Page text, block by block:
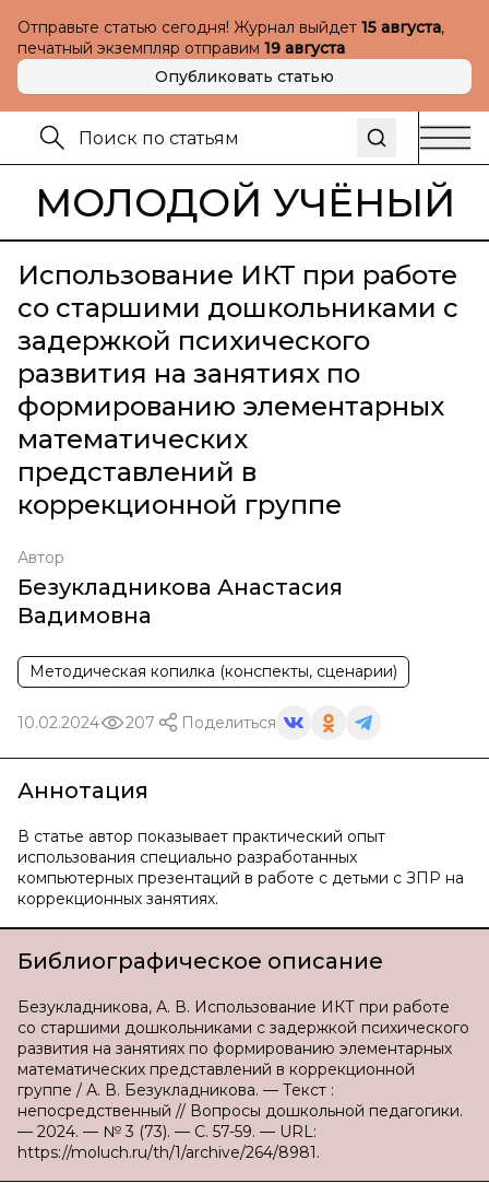
Отправьте статью сегодня! Журнал выйдет 15 августа,
печатный экземпляр отправим 19 августа
Опубликовать статью
МОЛОДОЙ УЧЁНЫЙ
Использование ИКТ при работе
со старшими дошкольниками с
задержкой психического
развития на занятиях по
формированию элементарных
математических
представлений в
коррекционной группе
Автор
Безукладникова Анастасия
Вадимовна
Методическая копилка (конспекты, сценарии)
10.02.2024 207 Поделиться
Аннотация
В статье автор показывает практический опыт
использования специально разработанных
компьютерных презентаций в работе с детьми с ЗПР на
коррекционных занятиях.
Библиографическое описание
Безукладникова, А. В. Использование ИКТ при работе
со старшими дошкольниками с задержкой психического
развития на занятиях по формированию элементарных
математических представлений в коррекционной
группе / А. В. Безукладникова. — Текст :
непосредственный // Вопросы дошкольной педагогики.
— 2024. — № 3 (73). — С. 57-59. — URL:
https://moluch.ru/th/1/archive/264/8981.